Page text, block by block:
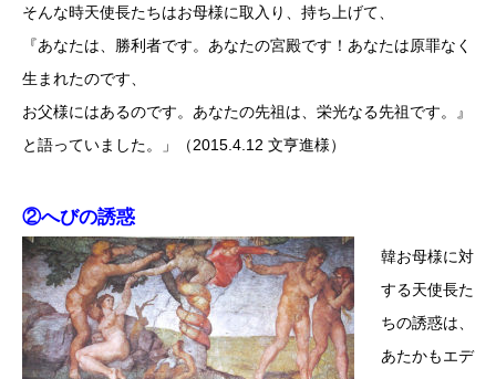
そんな時天使長たちはお母様に取入り、持ち上げて、
『あなたは、勝利者です。あなたの宮殿です！あなたは原罪なく
生まれたのです、
お父様にはあるのです。あなたの先祖は、栄光なる先祖です。』
と語っていました。」（2015.4.12 文亨進様）
②へびの誘惑
韓お母様に対
する天使長た
ちの誘惑は、
あたかもエデ